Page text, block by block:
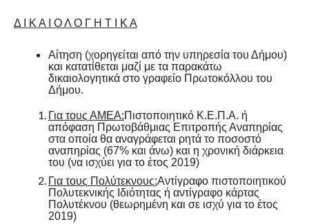
Δ Ι Κ Α Ι Ο Λ Ο Γ Η Τ Ι Κ Α
Αίτηση (χορηγείται από την υπηρεσία του Δήμου)
και κατατίθεται μαζί με τα παρακάτω
δικαιολογητικά στο γραφείο Πρωτοκόλλου του
Δήμου.
Για τους ΑΜΕΑ:Πιστοποιητικό Κ.Ε.Π.Α. ή
απόφαση Πρωτοβάθμιας Επιτροπής Αναπηρίας
στα οποία θα αναγράφεται ρητά το ποσοστό
αναπηρίας (67% και άνω) και η χρονική διάρκεια
του (να ισχύει για το έτος 2019)
Για τους Πολύτεκνους:Αντίγραφο πιστοποιητικού
Πολυτεκνικής Ιδιότητας ή αντίγραφο κάρτας
Πολυτέκνου (θεωρημένη και σε ισχύ για το έτος
2019)